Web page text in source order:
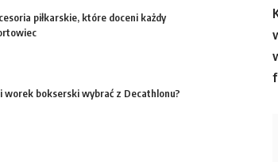
piłkarskie, które doceni każdy
worek bokserski wybrać z Decathlonu?